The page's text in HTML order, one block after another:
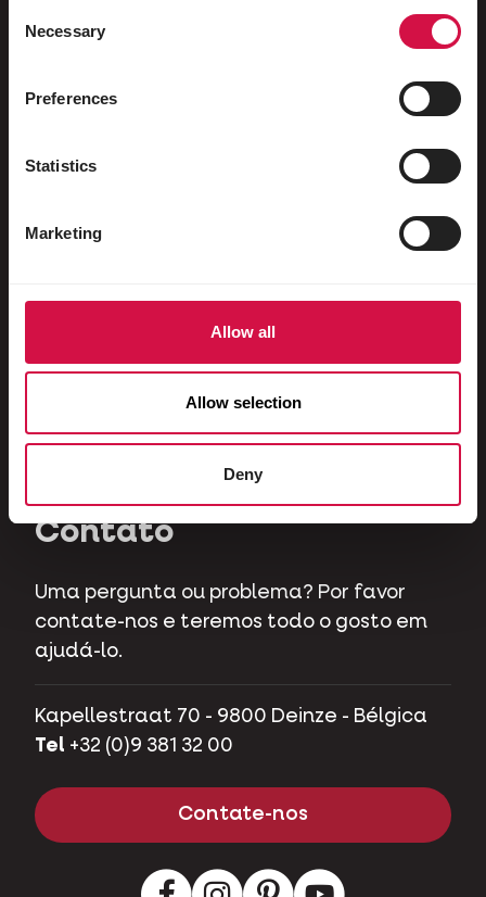
Selection
Necessary
Preferences
Statistics
Marketing
Allow all
Allow selection
Deny
Coelhos
Gatos
Porcos de estimação
Contato
Uma pergunta ou problema? Por favor
contate-nos e teremos todo o gosto em
ajudá-lo.
Kapellestraat 70 - 9800 Deinze - Bélgica
Tel +32 (0)9 381 32 00
Contate-nos
FacebookInstagram
LinkedInYoutube